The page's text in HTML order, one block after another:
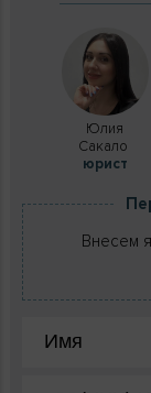
Юлия
Сакало
юрист
Внесем